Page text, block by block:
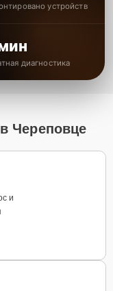
устройств
диагностика
Череповце
и